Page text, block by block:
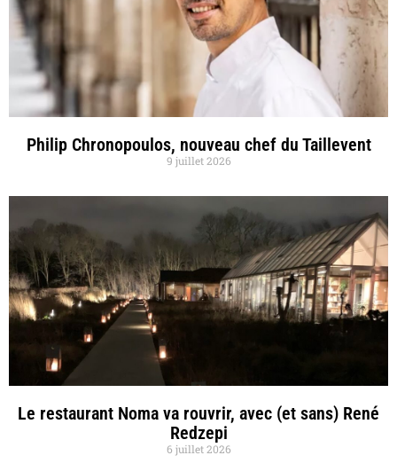
Philip Chronopoulos, nouveau chef du Taillevent
9 juillet 2026
Le restaurant Noma va rouvrir, avec (et sans) René
Redzepi
6 juillet 2026